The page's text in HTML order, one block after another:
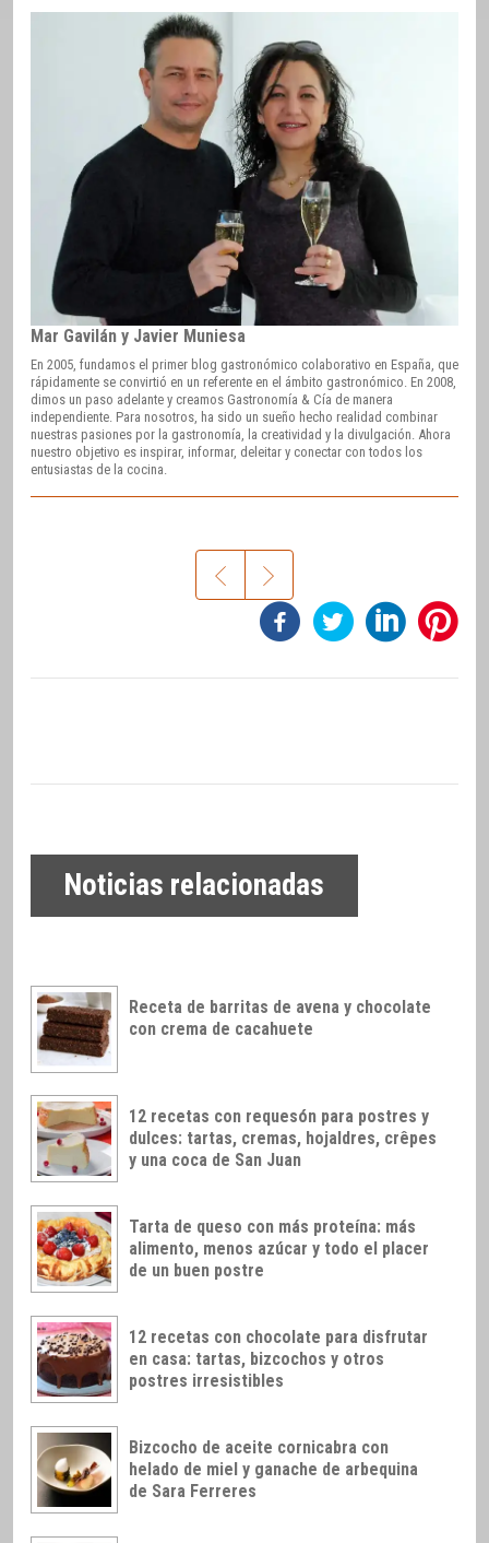
Mar Gavilán y Javier Muniesa
En 2005, fundamos el primer blog gastronómico colaborativo en España, que
rápidamente se convirtió en un referente en el ámbito gastronómico. En 2008,
dimos un paso adelante y creamos Gastronomía & Cía de manera
independiente. Para nosotros, ha sido un sueño hecho realidad combinar
nuestras pasiones por la gastronomía, la creatividad y la divulgación. Ahora
nuestro objetivo es inspirar, informar, deleitar y conectar con todos los
entusiastas de la cocina.
Noticias relacionadas
Receta de barritas de avena y chocolate
con crema de cacahuete
12 recetas con requesón para postres y
dulces: tartas, cremas, hojaldres, crêpes
y una coca de San Juan
Tarta de queso con más proteína: más
alimento, menos azúcar y todo el placer
de un buen postre
12 recetas con chocolate para disfrutar
en casa: tartas, bizcochos y otros
postres irresistibles
Bizcocho de aceite cornicabra con
helado de miel y ganache de arbequina
de Sara Ferreres